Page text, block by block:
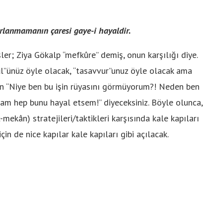
çaresi gaye-i hayaldir.
Ziya Gökalp “mefkûre” demiş, onun karşılığı diye.
öyle olacak, “tasavvur”unuz öyle olacak ama
ben bu işin rüyasını görmüyorum?! Neden ben
hep bunu hayal etsem!” diyeceksiniz. Böyle olunca,
stratejileri/taktikleri karşısında kale kapıları
de nice kapılar kale kapıları gibi açılacak.